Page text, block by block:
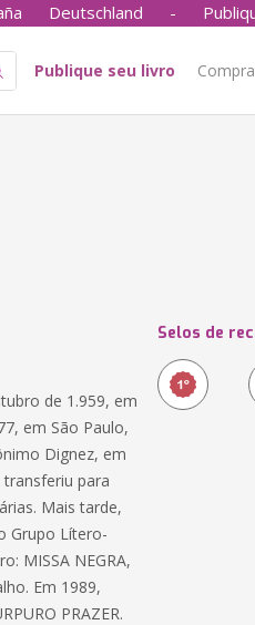
Deutschland -
Publique seu livro
de 1.959, em
em São Paulo,
Dignez, em
para
Mais tarde,
Grupo Lítero-
MISSA NEGRA,
Em 1989,
PRAZER.
Selos de